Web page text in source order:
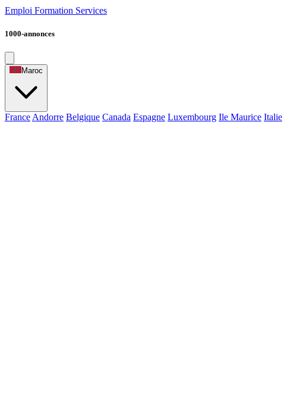
Emploi Formation Services
1000-annonces
Maroc
France Andorre Belgique Canada Espagne Luxembourg Ile Maurice Italie